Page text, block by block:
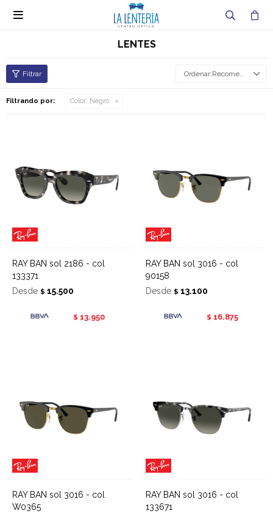

LENTES
Recomendados
Filtrando por: Color: Negro
RAY BAN sol 2186 - col
133371
Desde $ 15.500
$ 13.950
RAY BAN sol 3016 - col
90158
Desde $ 13.100
$ 16.875
RAY BAN sol 3016 - col
W0365
RAY BAN sol 3016 - col
133671